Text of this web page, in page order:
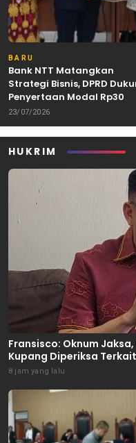
BARU
Bank NTT Matangkan
Strategi Bisnis, DPRD
Penyertaan Modal Rp30
Miliar
23/07/2026
HUKRIM
Fransisco: Oknum
Kupang Diperiksa Terkait
8 jam yang lalu